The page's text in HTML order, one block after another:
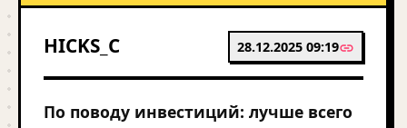
HICKS_C 28.12.2025 09:19
По поводу инвестиций: лучше всего